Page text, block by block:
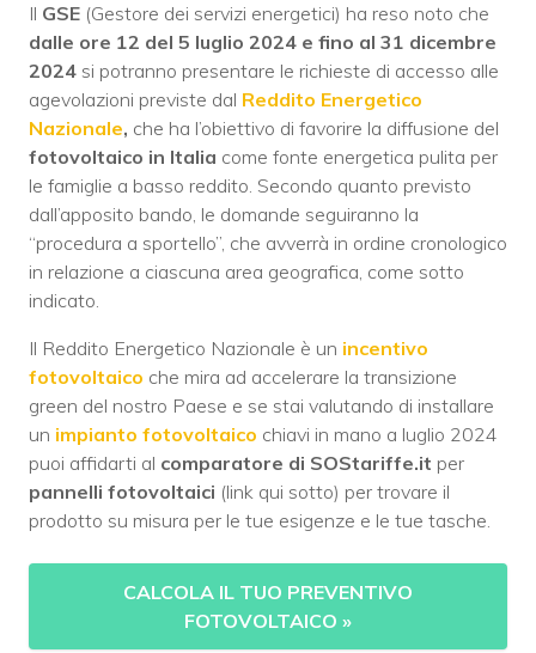
Il GSE (Gestore dei servizi energetici) ha reso noto che
dalle ore 12 del 5 luglio 2024 e fino al 31 dicembre
2024 si potranno presentare le richieste di accesso alle
agevolazioni previste dal Reddito Energetico
Nazionale, che ha l’obiettivo di favorire la diffusione del
fotovoltaico in Italia come fonte energetica pulita per
le famiglie a basso reddito. Secondo quanto previsto
dall’apposito bando, le domande seguiranno la
“procedura a sportello”, che avverrà in ordine cronologico
in relazione a ciascuna area geografica, come sotto
indicato.
Il Reddito Energetico Nazionale è un incentivo
fotovoltaico che mira ad accelerare la transizione
green del nostro Paese e se stai valutando di installare
un impianto fotovoltaico chiavi in mano a luglio 2024
puoi affidarti al comparatore di SOStariffe.it per
pannelli fotovoltaici (link qui sotto) per trovare il
prodotto su misura per le tue esigenze e le tue tasche.
CALCOLA IL TUO PREVENTIVO
FOTOVOLTAICO »